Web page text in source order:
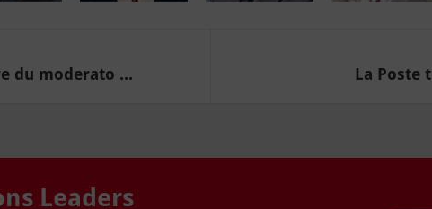
du moderato ... La Poste
Leaders